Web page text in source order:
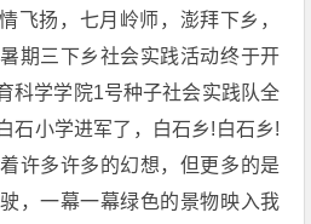
扬，七月岭师，澎拜下乡，
期三下乡社会实践活动终于开
科学学院1号种子社会实践队全
石小学进军了，白石乡!白石乡!
许多许多的幻想，但更多的是
，一幕一幕绿色的景物映入我